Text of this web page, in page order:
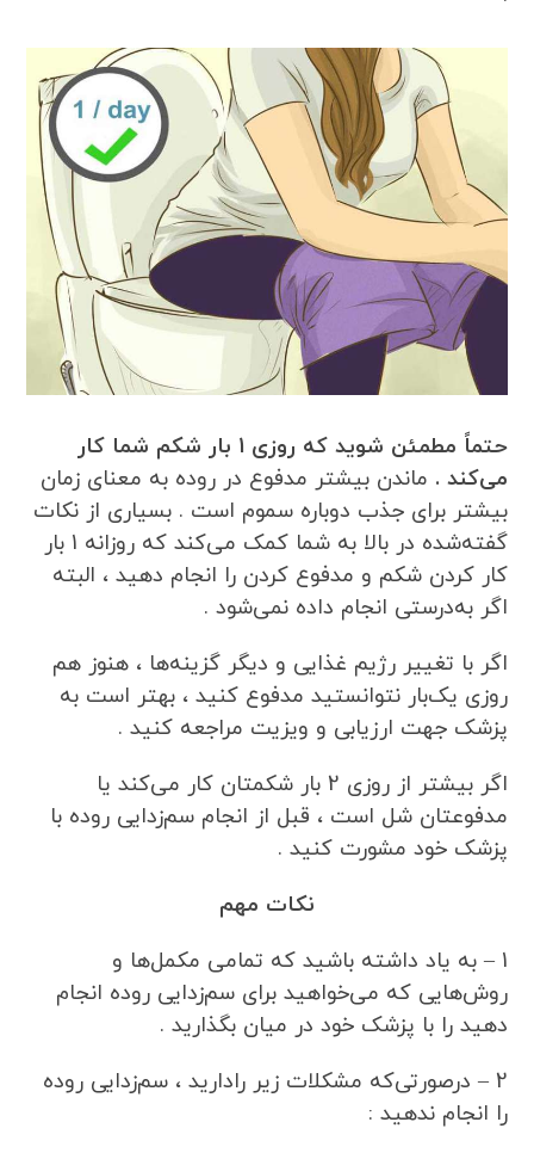
حتماً مطمئن شوید که روزی 1 بار شکم شما کار
می‌کند . ماندن بیشتر مدفوع در روده به معنای زمان
بیشتر برای جذب دوباره سموم است . بسیاری از نکات
گفته‌شده در بالا به شما کمک می‌کند که روزانه 1 بار
کار کردن شکم و مدفوع کردن را انجام دهید ، البته
اگر به‌درستی انجام داده نمی‌شود .
اگر با تغییر رژیم غذایی و دیگر گزینه‌ها ، هنوز هم
روزی یک‌بار نتوانستید مدفوع کنید ، بهتر است به
پزشک جهت ارزیابی و ویزیت مراجعه کنید .
اگر بیشتر از روزی 2 بار شکمتان کار می‌کند یا
مدفوعتان شل است ، قبل از انجام سم‌زدایی روده با
پزشک خود مشورت کنید .
نکات مهم
1 – به یاد داشته باشید که تمامی مکمل‌ها و
روش‌هایی که می‌خواهید برای سم‌زدایی روده انجام
دهید را با پزشک خود در میان بگذارید .
2 – درصورتی‌که مشکلات زیر رادارید ، سم‌زدایی روده
را انجام ندهید :